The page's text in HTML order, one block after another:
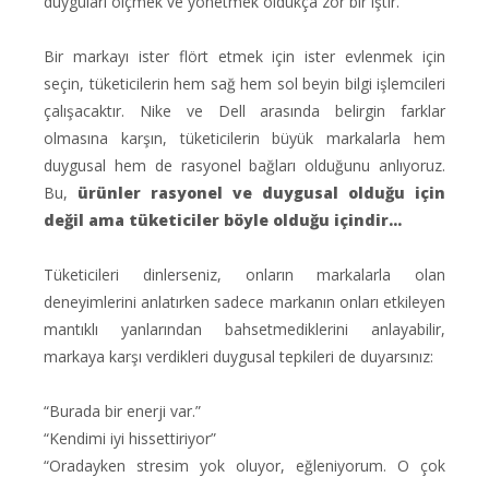
Bir markayı ister flört etmek için ister evlenmek için
seçin, tüketicilerin hem sağ hem sol beyin bilgi işlemcileri
çalışacaktır. Nike ve Dell arasında belirgin farklar
olmasına karşın, tüketicilerin büyük markalarla hem
duygusal hem de rasyonel bağları olduğunu anlıyoruz.
Bu, ürünler rasyonel ve duygusal olduğu için
değil ama tüketiciler böyle olduğu içindir...
Tüketicileri dinlerseniz, onların markalarla olan
deneyimlerini anlatırken sadece markanın onları etkileyen
mantıklı yanlarından bahsetmediklerini anlayabilir,
markaya karşı verdikleri duygusal tepkileri de duyarsınız:
“Burada bir enerji var.”
“Kendimi iyi hissettiriyor”
“Oradayken stresim yok oluyor, eğleniyorum. O çok